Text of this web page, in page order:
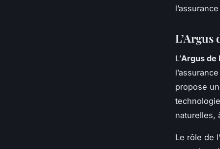
L’Argus
L’Argus de
propose
naturelles,
Le rôle de